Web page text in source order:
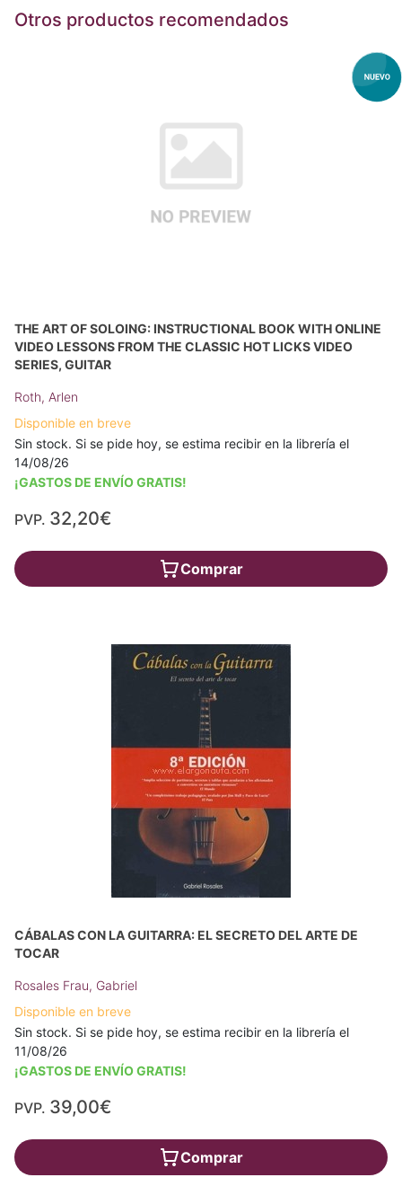
Otros productos recomendados
THE ART OF SOLOING: INSTRUCTIONAL BOOK WITH ONLINE
VIDEO LESSONS FROM THE CLASSIC HOT LICKS VIDEO
SERIES, GUITAR
Roth, Arlen
Disponible en breve
Sin stock. Si se pide hoy, se estima recibir en la librería el
14/08/26
¡GASTOS DE ENVÍO GRATIS!
PVP. 32,20€
Comprar
CÁBALAS CON LA GUITARRA: EL SECRETO DEL ARTE DE
TOCAR
Rosales Frau, Gabriel
Disponible en breve
Sin stock. Si se pide hoy, se estima recibir en la librería el
11/08/26
¡GASTOS DE ENVÍO GRATIS!
PVP. 39,00€
Comprar